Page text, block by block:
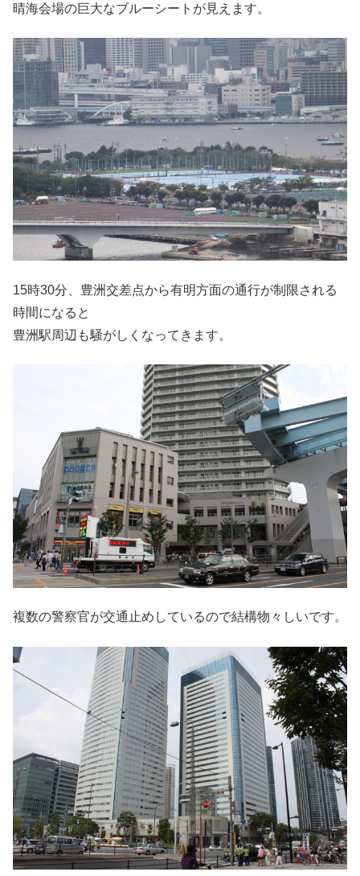
晴海会場の巨大なブルーシートが見えます。
15時30分、豊洲交差点から有明方面の通行が制限される
時間になると
豊洲駅周辺も騒がしくなってきます。
複数の警察官が交通止めしているので結構物々しいです。